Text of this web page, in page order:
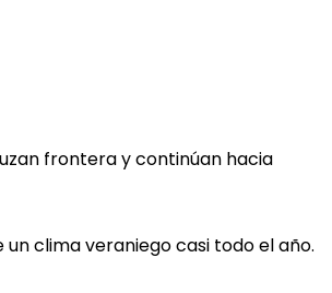
frontera y continúan hacia
clima veraniego casi todo el año.